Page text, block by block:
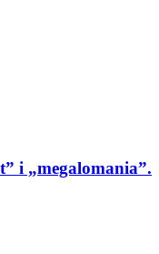
i „megalomania”.